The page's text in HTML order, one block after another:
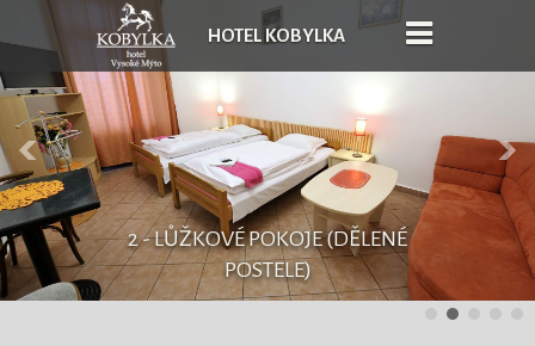
2 - LŮŽKOVÉ POKOJE (DĚLENÉ
POSTELE)
HOTEL KOBYLKA